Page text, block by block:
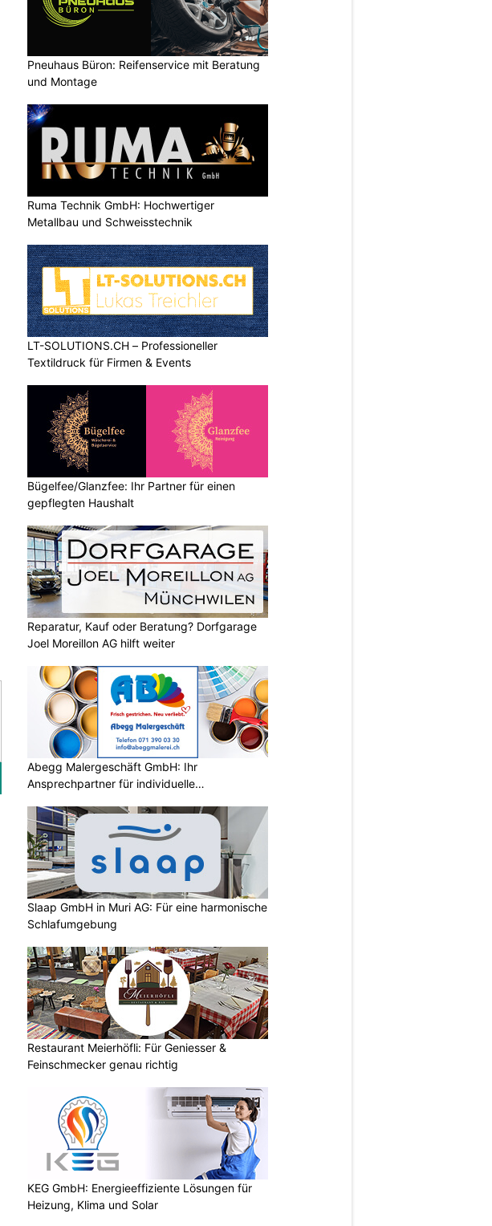
Pneuhaus Büron: Reifenservice mit Beratung
und Montage
Ruma Technik GmbH: Hochwertiger
Metallbau und Schweisstechnik
LT-SOLUTIONS.CH – Professioneller
Textildruck für Firmen & Events
Bügelfee/Glanzfee: Ihr Partner für einen
gepflegten Haushalt
Reparatur, Kauf oder Beratung? Dorfgarage
Joel Moreillon AG hilft weiter
Abegg Malergeschäft GmbH: Ihr
Ansprechpartner für individuelle
Slaap GmbH in Muri AG: Für eine harmonische
Schlafumgebung
Restaurant Meierhöfli: Für Geniesser &
Feinschmecker genau richtig
KEG GmbH: Energieeffiziente Lösungen für
Heizung, Klima und Solar